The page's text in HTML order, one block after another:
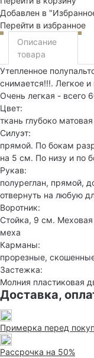
Добавлен в
Перейти в избранное
Описание
товара
Утепленное
снимается!!!. Легкое
Очень легкая - всего
Цвет:
ткань глубоко
Силуэт:
прямой. По бокам
на 5 см. По низу и по
Рукав:
полуреглан, прямой,
отвернуть на любую
Воротник:
Стойка, 9 см.
меха
Карманы:
прорезные,
Застежка:
Молния пластиковая
Доставка,
Примерка перед
Рассрочка на 50%